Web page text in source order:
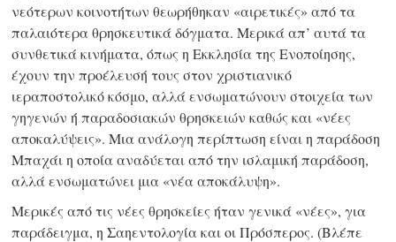
νεότερων κοινοτήτων θεωρήθηκαν «αιρετικές» από τα
παλαιότερα θρησκευτικά δόγματα. Μερικά απ’ αυτά τα
συνθετικά κινήματα, όπως η Εκκλησία της Ενοποίησης,
έχουν την προέλευσή τους στον χριστιανικό
ιεραποστολικό κόσμο, αλλά ενσωματώνουν στοιχεία των
γηγενών ή παραδοσιακών θρησκειών καθώς και «νέες
αποκαλύψεις». Μια ανάλογη περίπτωση είναι η παράδοση
Μπαχάι η οποία αναδύεται από την ισλαμική παράδοση,
αλλά ενσωματώνει μια «νέα αποκάλυψη».
Μερικές από τις νέες θρησκείες ήταν γενικά «νέες», για
παράδειγμα, η Σαηεντολογία και οι Πρόσπερος. (Βλέπε